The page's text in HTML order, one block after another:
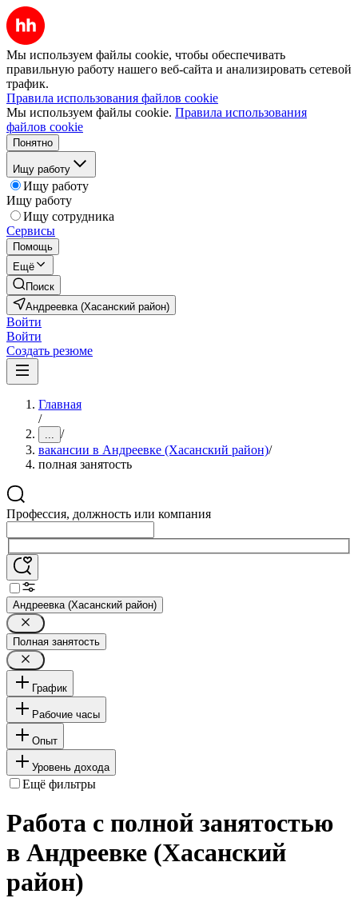
Мы используем файлы cookie, чтобы обеспечивать
правильную работу нашего веб-сайта и анализировать сетевой
трафик.
Правила использования файлов cookie
Мы используем файлы cookie. Правила использования
файлов cookie
Понятно
Ищу работу
Ищу работу
Ищу работу
Ищу сотрудника
Сервисы
Помощь
Ещё
Поиск
Андреевка (Хасанский район)
Войти
Войти
Создать резюме
Главная
/
... /
вакансии в Андреевке (Хасанский район)/
полная занятость
Профессия, должность или компания
Андреевка (Хасанский район)
Полная занятость
График
Рабочие часы
Опыт
Уровень дохода
Ещё фильтры
Работа с полной занятостью
в Андреевке (Хасанский
район)